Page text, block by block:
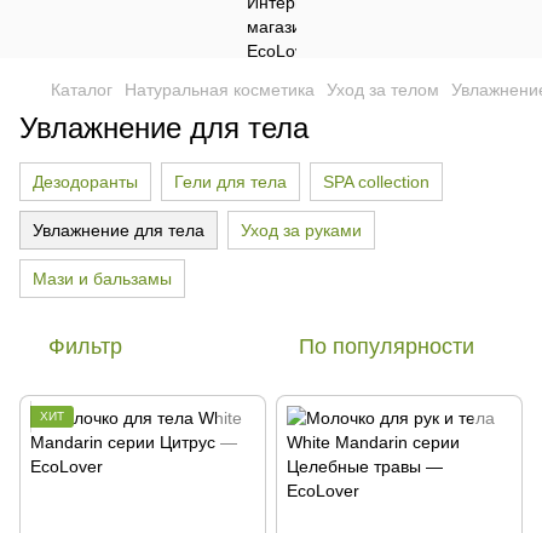
Каталог Натуральная косметика Уход за телом
Увлажнение для тела
Дезодоранты Гели для тела SPA collection
Увлажнение для тела Уход за руками
Мази и бальзамы
Фильтр По популярности
ХИТ